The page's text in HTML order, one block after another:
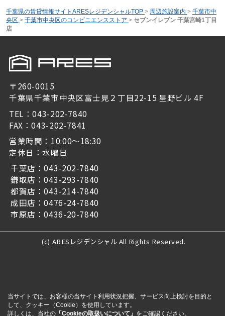
千葉県の賃貸情報サイトARESレジデンシャルTOP > 周辺施設案内 > 千葉市中
央区 > 千葉市中央区のコンビニエンスストア > セブンイレブン 千葉宮崎1丁目
店
〒260-0015
千葉県千葉市中央区富士見２丁目22-15 星野ビル 4F
TEL：043-202-7840
FAX：043-202-7841
営業時間：10:00～18:30
定休日：水曜日
千葉店：043-202-7840
鎌取店：043-293-7840
都賀店：043-214-7840
成田店：0476-24-7840
市原店：0436-20-7840
(c) ARESレジデンシャル All Rights Reserved.
当サイトでは、お客様の当サイト利用状況把握、サービス向上検討を目的と
して、クッキー（Cookie）を使用しています。
詳しくは、当社の 「Cookieの取扱いについて」 をご確認ください。